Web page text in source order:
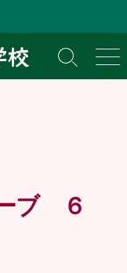
検
索
メ
ニ
ブ ６